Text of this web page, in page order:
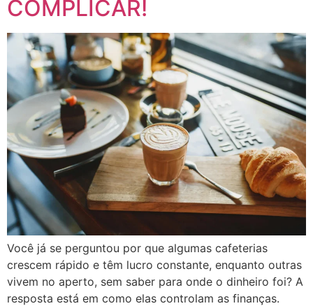
COMPLICAR!
Você já se perguntou por que algumas cafeterias
crescem rápido e têm lucro constante, enquanto outras
vivem no aperto, sem saber para onde o dinheiro foi? A
resposta está em como elas controlam as finanças.